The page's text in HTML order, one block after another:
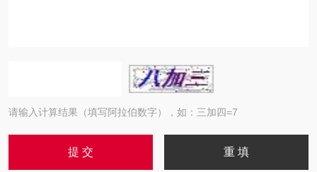
请输入计算结果（填写阿拉伯数字），如：三加四=7